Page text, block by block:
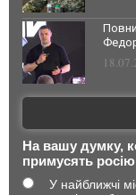
На вашу думку,
примусять росію
У найближчі